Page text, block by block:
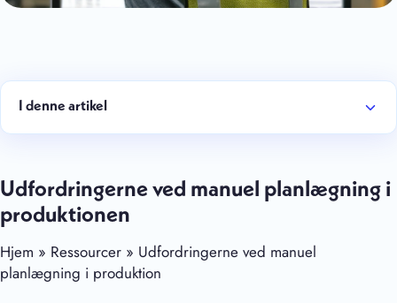
I denne artikel
Udfordringerne ved manuel planlægning i
produktionen
Hjem » Ressourcer » Udfordringerne ved manuel
planlægning i produktion